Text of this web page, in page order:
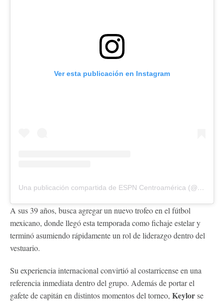
Ver esta publicación en Instagram
Una publicación compartida de ESPN Centroamérica (@espn_cam)
A sus 39 años, busca agregar un nuevo trofeo en el fútbol
mexicano, donde llegó esta temporada como fichaje estelar y
terminó asumiendo rápidamente un rol de liderazgo dentro del
vestuario.
Su experiencia internacional convirtió al costarricense en una
referencia inmediata dentro del grupo. Además de portar el
gafete de capitán en distintos momentos del torneo, Keylorse